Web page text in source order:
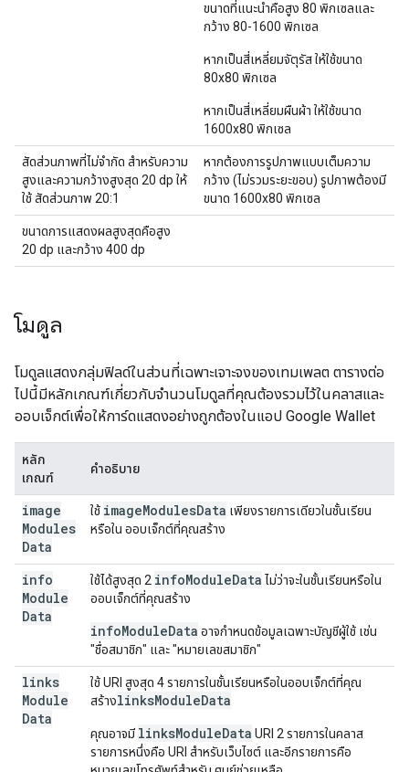
ขนาดที่แนะนำคือสูง 80 พิกเซลและ
กว้าง 80-1600 พิกเซล
หากเป็นสี่เหลี่ยมจัตุรัส ให้ใช้ขนาด
80x80 พิกเซล
หากเป็นสี่เหลี่ยมผืนผ้า ให้ใช้ขนาด
1600x80 พิกเซล
สัดส่วนภาพที่ไม่จำกัด สำหรับความ
สูงและความกว้างสูงสุด 20 dp ให้
ใช้ สัดส่วนภาพ 20:1
หากต้องการรูปภาพแบบเต็มความ
กว้าง (ไม่รวมระยะขอบ) รูปภาพต้องมี
ขนาด 1600x80 พิกเซล
ขนาดการแสดงผลสูงสุดคือสูง
20 dp และกว้าง 400 dp
โมดูล
โมดูลแสดงกลุ่มฟิลด์ในส่วนที่เฉพาะเจาะจงของเทมเพลต ตารางต่อ
ไปนี้มีหลักเกณฑ์เกี่ยวกับจำนวนโมดูลที่คุณต้องรวมไว้ในคลาสและ
ออบเจ็กต์เพื่อให้การ์ดแสดงอย่างถูกต้องในแอป Google Wallet
หลัก
เกณฑ์
คำอธิบาย
image
Modules
Data
ใช้ imageModulesData เพียงรายการเดียวในชั้นเรียน
หรือใน ออบเจ็กต์ที่คุณสร้าง
info
Module
Data
ใช้ได้สูงสุด 2 infoModuleData ไม่ว่าจะในชั้นเรียนหรือใน
ออบเจ็กต์ที่คุณสร้าง
infoModuleData อาจกำหนดข้อมูลเฉพาะบัญชีผู้ใช้ เช่น
"ชื่อสมาชิก" และ "หมายเลขสมาชิก"
links
Module
Data
ใช้ URI สูงสุด 4 รายการในชั้นเรียนหรือในออบเจ็กต์ที่คุณ
สร้างlinksModuleData
คุณอาจมี linksModuleData URI 2 รายการในคลาส
รายการหนึ่งคือ URI สำหรับเว็บไซต์ และอีกรายการคือ